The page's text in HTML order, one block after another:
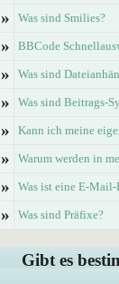
» Was sind Smilies?
» BBCode
» Was sind
» Was sind Beitrags-
» Kann ich meine
» Warum werden in
» Was ist eine E-
» Was sind Präfixe?
Gibt es